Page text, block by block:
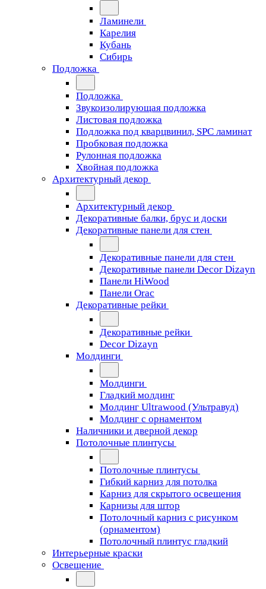
Ламинели
Карелия
Кубань
Сибирь
Подложка
Подложка
Звукоизолирующая подложка
Листовая подложка
Подложка под кварцвинил, SPC ламинат
Пробковая подложка
Рулонная подложка
Хвойная подложка
Архитектурный декор
Архитектурный декор
Декоративные балки, брус и доски
Декоративные панели для стен
Декоративные панели для стен
Декоративные панели Decor Dizayn
Панели HiWood
Панели Orac
Декоративные рейки
Декоративные рейки
Decor Dizayn
Молдинги
Молдинги
Гладкий молдинг
Молдинг Ultrawood (Ультравуд)
Молдинг с орнаментом
Наличники и дверной декор
Потолочные плинтусы
Потолочные плинтусы
Гибкий карниз для потолка
Карниз для скрытого освещения
Карнизы для штор
Потолочный карниз с рисунком
(орнаментом)
Потолочный плинтус гладкий
Интерьерные краски
Освещение